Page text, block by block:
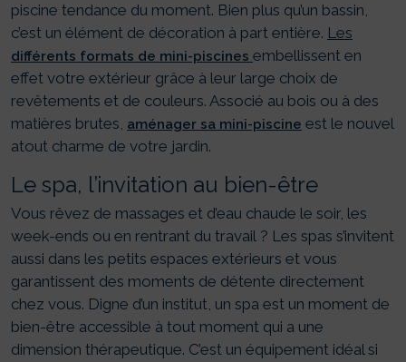
piscine tendance du moment. Bien plus qu’un bassin,
c’est un élément de décoration à part entière. Les
différents formats de mini-piscines embellissent en
effet votre extérieur grâce à leur large choix de
revêtements et de couleurs. Associé au bois ou à des
matières brutes, aménager sa mini-piscine est le nouvel
atout charme de votre jardin.
Le spa, l’invitation au bien-être
Vous rêvez de massages et d’eau chaude le soir, les
week-ends ou en rentrant du travail ? Les spas s’invitent
aussi dans les petits espaces extérieurs et vous
garantissent des moments de détente directement
chez vous. Digne d’un institut, un spa est un moment de
bien-être accessible à tout moment qui a une
dimension thérapeutique. C’est un équipement idéal si